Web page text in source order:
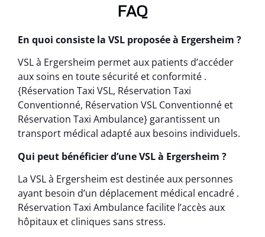
FAQ
En quoi consiste la VSL proposée à Ergersheim ?
VSL à Ergersheim permet aux patients d’accéder
aux soins en toute sécurité et conformité .
{Réservation Taxi VSL, Réservation Taxi
Conventionné, Réservation VSL Conventionné et
Réservation Taxi Ambulance} garantissent un
transport médical adapté aux besoins individuels.
Qui peut bénéficier d’une VSL à Ergersheim ?
La VSL à Ergersheim est destinée aux personnes
ayant besoin d’un déplacement médical encadré .
Réservation Taxi Ambulance facilite l’accès aux
hôpitaux et cliniques sans stress.